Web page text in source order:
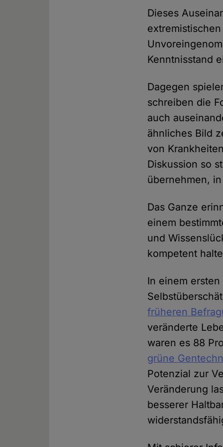
Dieses
Kenntnisstand
Dagegen
schreiben die
auch
ähnliches Bild
von
Diskussion so
übernehmen,
Das Ganze
einem
und
kompetent
In einem
früheren
veränderte
waren es 88
grüne
Potenzial zur
Veränderung
besserer